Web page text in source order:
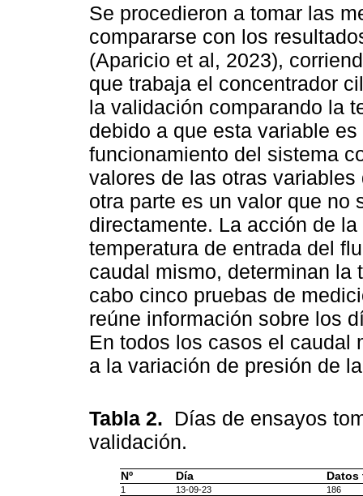
Se procedieron a tomar las
compararse con los
(Aparicio et al, 2023),
que trabaja el concentrador
la validación comparando la
debido a que esta variable
funcionamiento del sistema
valores de las otras
otra parte es un valor que no
directamente. La acción de
temperatura de entrada del
caudal mismo, determinan la
cabo cinco pruebas de
reúne información sobre los
En todos los casos el caudal
a la variación de presión de
Tabla 2. Días de ensayos
validación.
Nº Día
1 13-09-23
186